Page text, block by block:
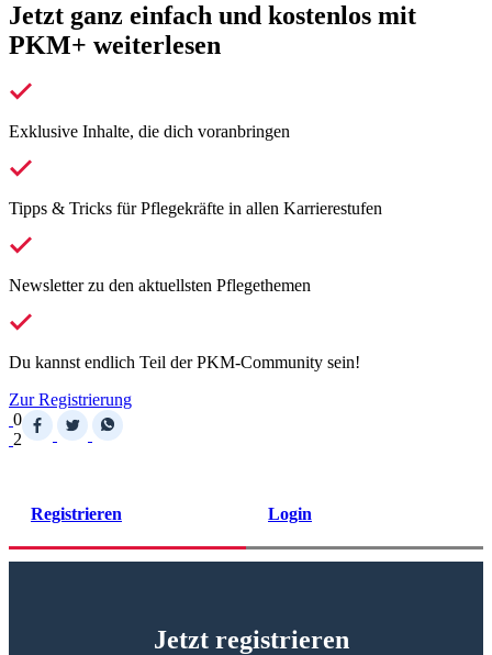
Jetzt ganz einfach und kostenlos mit
PKM+ weiterlesen
Exklusive Inhalte, die dich voranbringen
Tipps & Tricks für Pflegekräfte in allen Karrierestufen
Newsletter zu den aktuellsten Pflegethemen
Du kannst endlich Teil der PKM-Community sein!
Zur Registrierung
0
2
Registrieren Login
Jetzt registrieren